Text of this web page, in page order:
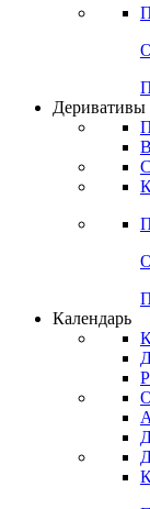
Деривативы
Календарь